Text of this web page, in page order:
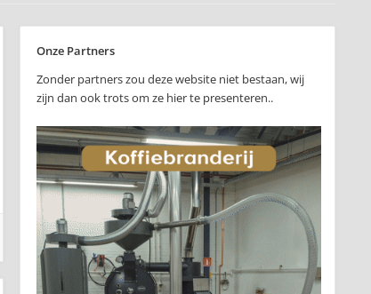
Onze Partners
Zonder partners zou deze website niet bestaan, wij
zijn dan ook trots om ze hier te presenteren..